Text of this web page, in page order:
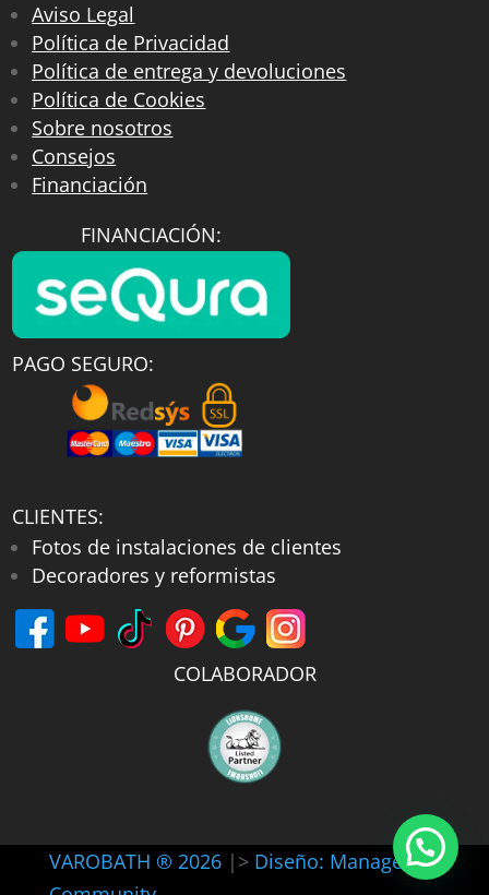
Aviso Legal
Política de Privacidad
Política de entrega y devoluciones
Política de Cookies
Sobre nosotros
Consejos
Financiación
FINANCIACIÓN:
PAGO SEGURO:
CLIENTES:
Fotos de instalaciones de clientes
Decoradores y reformistas
COLABORADOR
VAROBATH ® 2026 |> Diseño: Manager-